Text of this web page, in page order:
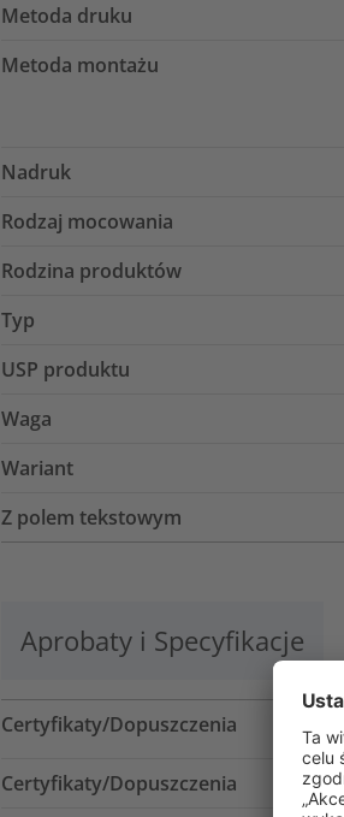
Metoda druku
Metoda montażu
Nadruk
Rodzaj mocowania
Rodzina produktów
Typ
USP produktu
Waga
Wariant
Z polem tekstowym
Aprobaty i Specyfikacje
Certyfikaty/Dopuszczenia
Certyfikaty/Dopuszczenia